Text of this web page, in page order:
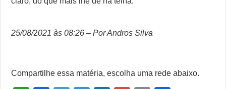
25/08/2021 às 08:26 – Por Andros Silva
Compartilhe essa matéria, escolha uma rede abaixo.